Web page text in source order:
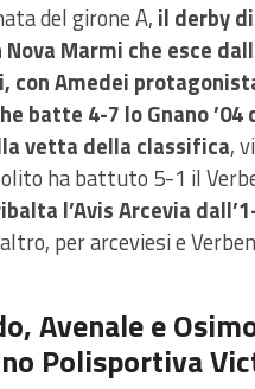
del girone A, il derby
Marmi che esce
con Amedei
batte 4-7 lo Gnano
vetta della classifica,
ha battuto 5-1 il
l’Avis Arcevia
per arceviesi e
Avenale e
Polisportiva